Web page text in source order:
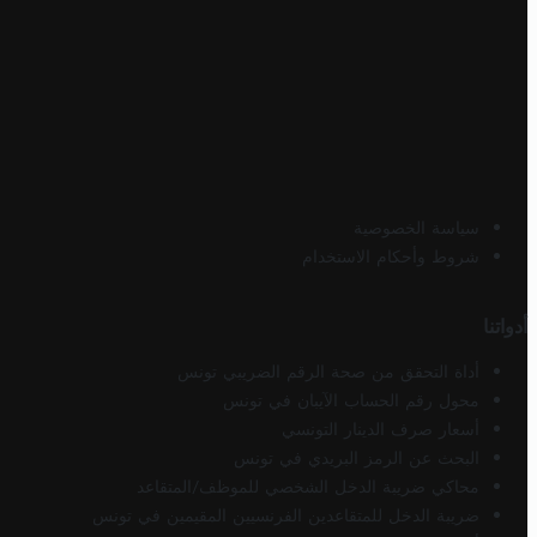
سياسة الخصوصية
شروط وأحكام الاستخدام
أدواتنا
أداة التحقق من صحة الرقم الضريبي تونس
محول رقم الحساب الآيبان في تونس
أسعار صرف الدينار التونسي
البحث عن الرمز البريدي في تونس
محاكي ضريبة الدخل الشخصي للموظف/المتقاعد
ضريبة الدخل للمتقاعدين الفرنسيين المقيمين في تونس